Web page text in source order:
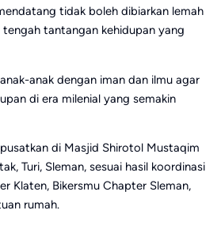
tidak boleh dibiarkan lemah
tantangan kehidupan yang
anak dengan iman dan ilmu agar
di era milenial yang semakin
di Masjid Shirotol Mustaqim
Turi, Sleman, sesuai hasil koordinasi
Klaten, Bikersmu Chapter Sleman,
rumah.